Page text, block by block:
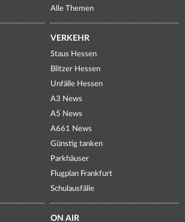
Alle Themen
VERKEHR
Staus Hessen
Blitzer Hessen
Unfälle Hessen
A3 News
A5 News
A661 News
Günstig tanken
Parkhäuser
Flugplan Frankfurt
Schulausfälle
ON AIR